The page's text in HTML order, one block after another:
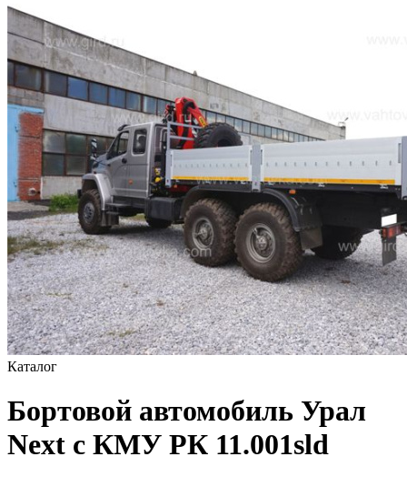
Каталог
Бортовой автомобиль Урал
Next с КМУ РК 11.001sld